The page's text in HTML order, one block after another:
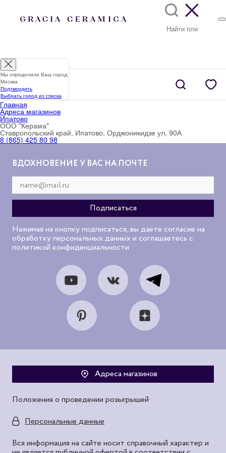
Главная
Адреса магазинов
Ипатово
ООО "Керама"
Ставропольский край, Ипатово, Орджоникидзе ул, 90А
8 (865) 425 80 98
ВДОХНОВЕНИЕ У ВАС НА ПОЧТЕ
Нажимая на кнопку подписаться, вы даете согласие на
обработку персональных данных и соглашаетесь с
политикой конфиденциальности
Адреса магазинов
Положения о проведении розыгрышей
Персональные данные
Вся информация на сайте носит справочный характер и
Мы определили Ваш город:
Москва
Подтвердить
Выбрать город из списка